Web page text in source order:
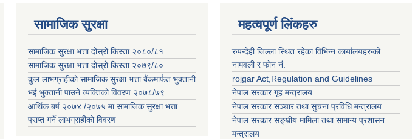
सामाजिक सुरक्षा
सामाजिक सुरक्षा भत्ता दोस्रो किस्ता २०८०/८१
सामाजिक सुरक्षा भत्ता दोस्रो किस्ता २०७९/८०
कुल लाभग्राहीको सामाजिक सुरक्षा भत्ता बैंकमार्फत भुक्तानी
भई भुक्तानी पाउने व्यक्तिको विवरण २०७८/७९
आर्थिक बर्ष २०७४ /२०७५ मा सामाजिक सुरक्षा भत्ता
प्राप्त गर्ने लाभग्राहीको विवरण
महत्वपूर्ण लिंकहरु
रुपन्देही जिल्ला स्थित रहेका विभिन्न कार्यालयहरुको
नामवली र फाेन न‌ं.
rojgar Act,Regulation and Guidelines
नेपाल सरकार गृह मन्त्रालय
नेपाल सरकार सञ्चार तथा सुचना प्रविधि मन्त्रालय
नेपाल सरकार सङ्घीय मामिला तथा सामान्य प्रशासन
मन्त्रालय